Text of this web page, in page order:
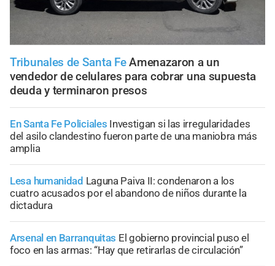
Tribunales de Santa Fe Amenazaron a un
vendedor de celulares para cobrar una supuesta
deuda y terminaron presos
En Santa Fe Policiales Investigan si las irregularidades
del asilo clandestino fueron parte de una maniobra más
amplia
Lesa humanidad Laguna Paiva II: condenaron a los
cuatro acusados por el abandono de niños durante la
dictadura
Arsenal en Barranquitas El gobierno provincial puso el
foco en las armas: “Hay que retirarlas de circulación”